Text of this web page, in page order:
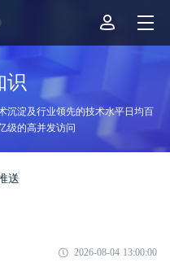
识
沉淀及行业领先的技术水平日均百
级的高并发访问
送
2026-08-04 13:00:00